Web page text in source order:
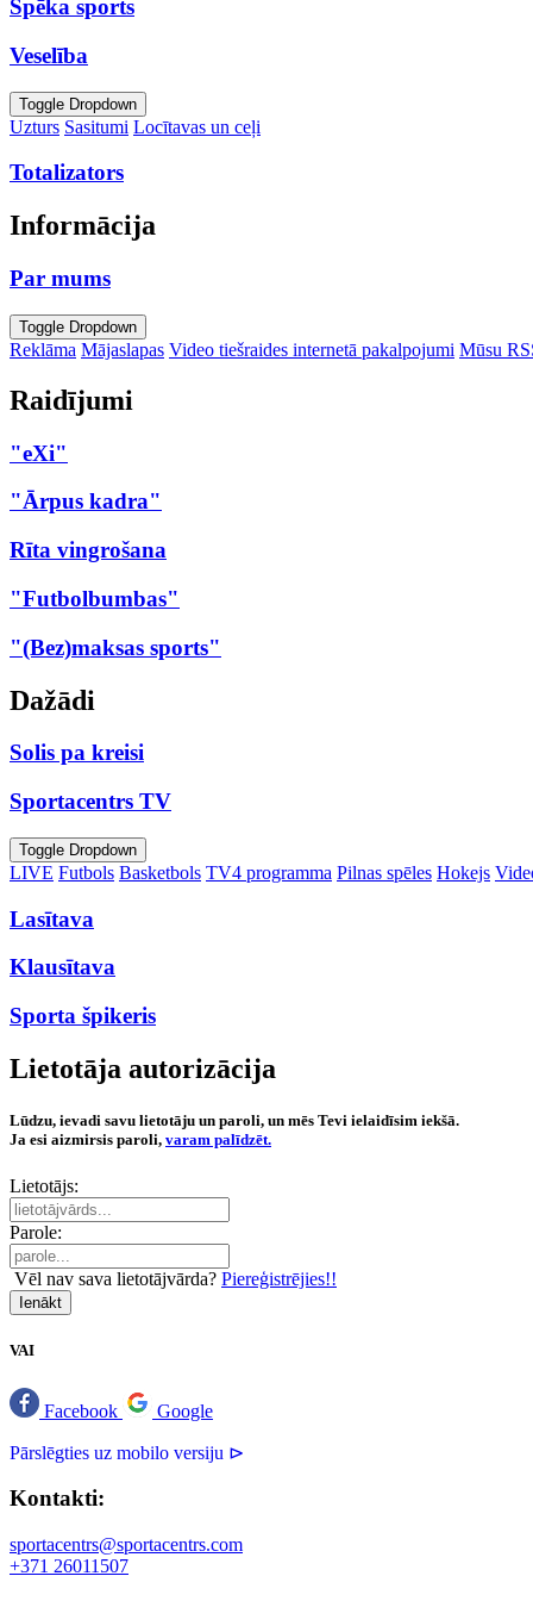
Spēka sports
Veselība
Toggle Dropdown
Uzturs Sasitumi Locītavas un ceļi
Totalizators
Informācija
Par mums
Toggle Dropdown
Reklāma Mājaslapas Video tiešraides internetā pakalpojumi Mūsu
Raidījumi
"eXi"
"Ārpus kadra"
Rīta vingrošana
"Futbolbumbas"
"(Bez)maksas sports"
Dažādi
Solis pa kreisi
Sportacentrs TV
Toggle Dropdown
LIVE Futbols Basketbols TV4 programma Pilnas spēles Hokejs
Lasītava
Klausītava
Sporta špikeris
Lietotāja autorizācija
Lūdzu, ievadi savu lietotāju un paroli, un mēs Tevi ielaidīsim iekšā.
Ja esi aizmirsis paroli, varam palīdzēt.
Lietotājs:
Parole:
Vēl nav sava lietotājvārda? Piereģistrējies!!
Ienākt
VAI
Facebook Google
Pārslēgties uz mobilo versiju ⊳
Kontakti:
sportacentrs@sportacentrs.com
+371 26011507